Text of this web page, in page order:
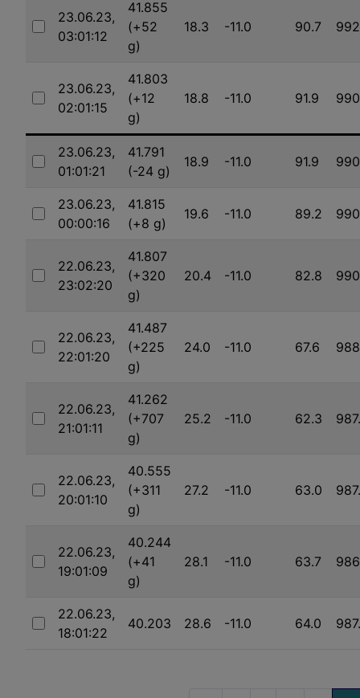
Auswählen
23.06.23,
03:01:12
41.855
(+52
g)
18.3 -11.0 90.7
Auswählen
23.06.23,
02:01:15
41.803
(+12
g)
18.8 -11.0 91.9
Auswählen
23.06.23,
01:01:21
41.791
(-24 g)
18.9 -11.0 91.9
Auswählen
23.06.23,
00:00:16
41.815
(+8 g)
19.6 -11.0 89.2
Auswählen
22.06.23,
23:02:20
41.807
(+320
g)
20.4 -11.0 82.8
Auswählen
22.06.23,
22:01:20
41.487
(+225
g)
24.0 -11.0 67.6
Auswählen
22.06.23,
21:01:11
41.262
(+707
g)
25.2 -11.0 62.3
Auswählen
22.06.23,
20:01:10
40.555
(+311
g)
27.2 -11.0 63.0
Auswählen
22.06.23,
19:01:09
40.244
(+41
g)
28.1 -11.0 63.7
Auswählen
22.06.23,
18:01:22
40.203 28.6 -11.0 64.0